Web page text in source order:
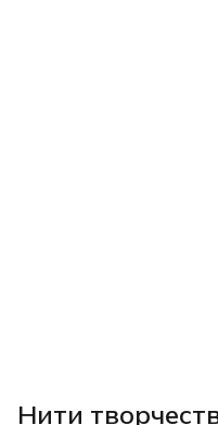
Нити